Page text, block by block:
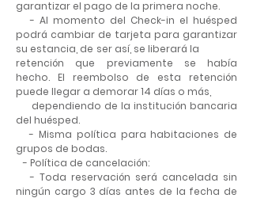
garantizar el pago de la primera noche.
- Al momento del Check-in el huésped
podrá cambiar de tarjeta para garantizar
su estancia, de ser así, se liberará la
retención que previamente se había
hecho. El reembolso de esta retención
puede llegar a demorar 14 días o más,
dependiendo de la institución bancaria
del huésped.
- Misma política para habitaciones de
grupos de bodas.
- Política de cancelación:
- Toda reservación será cancelada sin
ningún cargo 3 días antes de la fecha de